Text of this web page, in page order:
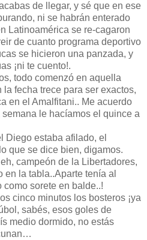
de llegar, y sé que en ese
ni se habrán enterado
Latinoamérica se re-cagaron
de cuanto programa deportivo
se hicieron una panzada, y
¡ni te cuento!.
todo comenzó en aquella
fecha trece para ser exactos,
en el Amalfitani.. Me acuerdo
le hacíamos el quince a
Diego estaba afilado, el
que se dice bien, digamos.
campeón de la Libertadores,
en la tabla..Aparte tenía al
como sorete en balde..!
cinco minutos los bosteros ¡ya
sabés, esos goles de
medio dormido, no estás